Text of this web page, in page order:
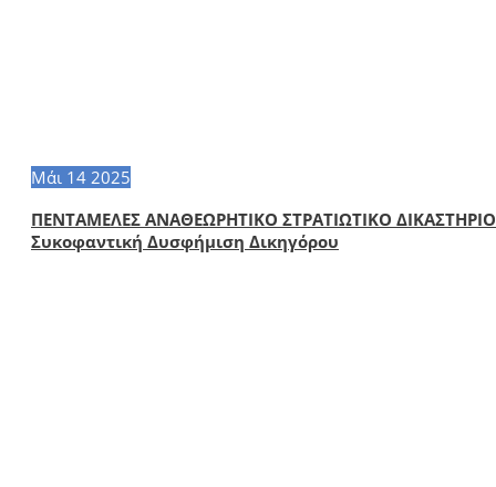
Μάι 14 2025
ΠΕΝΤΑΜΕΛΕΣ ΑΝΑΘΕΩΡΗΤΙΚΟ ΣΤΡΑΤΙΩΤΙΚΟ
Συκοφαντική Δυσφήμιση Δικηγόρου